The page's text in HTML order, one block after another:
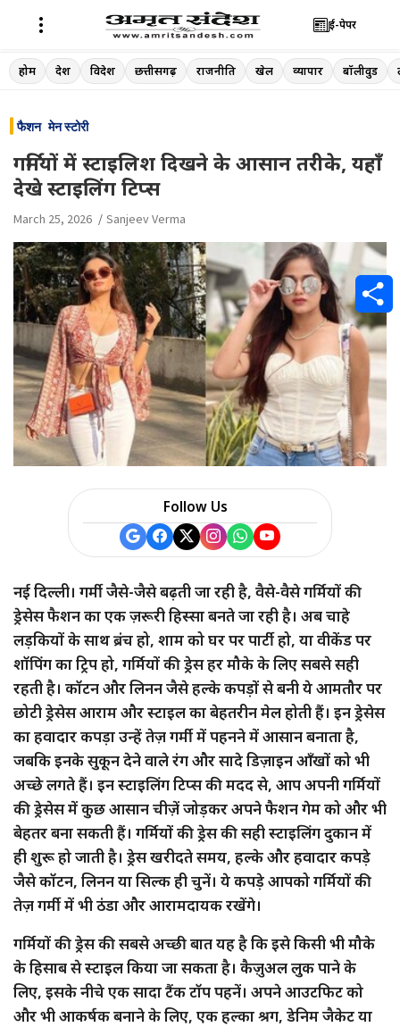
Skip
to
ई-पेपर
होम देश विदेश छत्तीसगढ़ राजनीति खेल व्यापार बॉलीवुड
फैशन मेन स्टोरी
गर्मियों में स्टाइलिश दिखने के आसान तरीके, यहाँ
देखे स्टाइलिंग टिप्स
March 25, 2026 Sanjeev Verma
Follow Us
नई दिल्ली। गर्मी जैसे-जैसे बढ़ती जा रही है, वैसे-वैसे गर्मियों की
ड्रेसेस फैशन का एक ज़रूरी हिस्सा बनते जा रही है। अब चाहे
लड़कियों के साथ ब्रंच हो, शाम को घर पर पार्टी हो, या वीकेंड पर
शॉपिंग का ट्रिप हो, गर्मियों की ड्रेस हर मौके के लिए सबसे सही
रहती है। कॉटन और लिनन जैसे हल्के कपड़ों से बनी ये आमतौर पर
छोटी ड्रेसेस आराम और स्टाइल का बेहतरीन मेल होती हैं। इन ड्रेसेस
का हवादार कपड़ा उन्हें तेज़ गर्मी में पहनने में आसान बनाता है,
जबकि इनके सुकून देने वाले रंग और सादे डिज़ाइन आँखों को भी
अच्छे लगते हैं। इन स्टाइलिंग टिप्स की मदद से, आप अपनी गर्मियों
की ड्रेसेस में कुछ आसान चीज़ें जोड़कर अपने फैशन गेम को और भी
बेहतर बना सकती हैं। गर्मियों की ड्रेस की सही स्टाइलिंग दुकान में
ही शुरू हो जाती है। ड्रेस खरीदते समय, हल्के और हवादार कपड़े
जैसे कॉटन, लिनन या सिल्क ही चुनें। ये कपड़े आपको गर्मियों की
तेज़ गर्मी में भी ठंडा और आरामदायक रखेंगे।
गर्मियों की ड्रेस की सबसे अच्छी बात यह है कि इसे किसी भी मौके
के हिसाब से स्टाइल किया जा सकता है। कैज़ुअल लुक पाने के
लिए, इसके नीचे एक सादा टैंक टॉप पहनें। अपने आउटफिट को
और भी आकर्षक बनाने के लिए, एक हल्का श्रग, डेनिम जैकेट या
S